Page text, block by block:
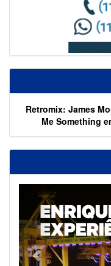
Retromix: James
Me Something